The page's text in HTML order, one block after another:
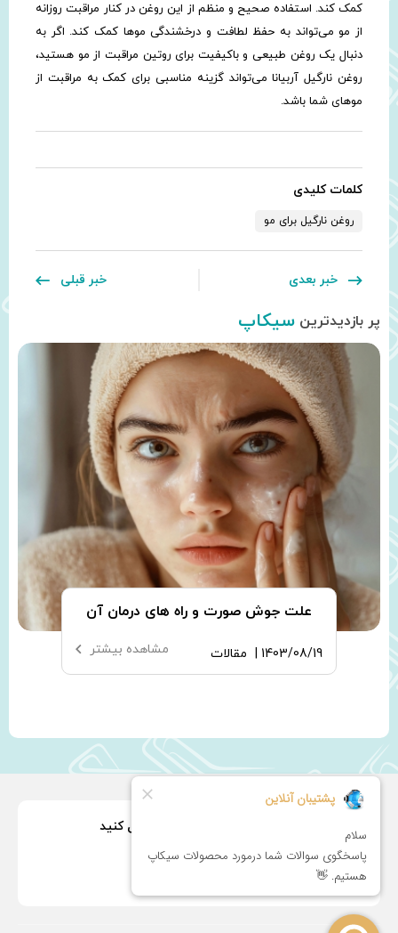
کمک کند. استفاده صحیح و منظم از این روغن در کنار مراقبت روزانه
از مو می‌تواند به حفظ لطافت و درخشندگی موها کمک کند. اگر به
دنبال یک روغن طبیعی و باکیفیت برای روتین مراقبت از مو هستید،
روغن نارگیل آربیانا می‌تواند گزینه مناسبی برای کمک به مراقبت از
موهای شما باشد.
کلمات کلیدی
روغن نارگیل برای مو
خبر بعدی خبر قبلی
پر بازدیدترین سیکاپ
های درمان آن
مشاهده بیشتر
بهترین روغن
1405/04/08 |
ما را در شبکه های اجتماعی دنبال کنید